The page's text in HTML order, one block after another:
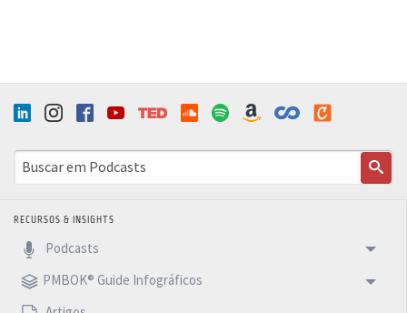
RECURSOS & INSIGHTS
Podcasts
PMBOK® Guide Infográficos